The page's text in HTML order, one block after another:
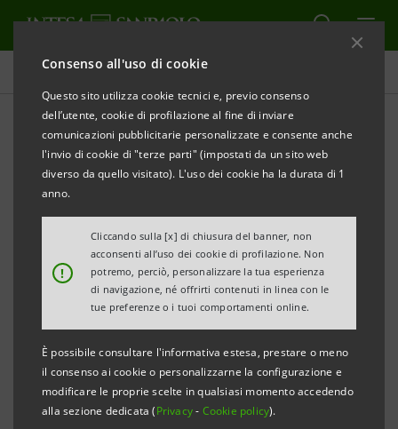
Consenso all'uso di cookie
Questo sito utilizza cookie tecnici e, previo consenso
dell’utente, cookie di profilazione al fine di inviare
comunicazioni pubblicitarie personalizzate e consente anche
l'invio di cookie di "terze parti" (impostati da un sito web
diverso da quello visitato). L'uso dei cookie ha la durata di 1
anno.
!
Cliccando sulla [x] di chiusura del banner, non
acconsenti all’uso dei cookie di profilazione. Non
potremo, perciò, personalizzare la tua esperienza
di navigazione, né offrirti contenuti in linea con le
tue preferenze o i tuoi comportamenti online.
È possibile consultare l'informativa estesa, prestare o meno
il consenso ai cookie o personalizzarne la configurazione e
modificare le proprie scelte in qualsiasi momento accedendo
alla sezione dedicata (Privacy- Cookie policy).
Comunicati stampa
STAMPA AGGIORNA
LA COMUNITÀ DI SAN PATRIGNANO, INTESA
SANPAOLO E BANCA PROSSIMA PROMUOVONO UN
PROGRAMMA DI MICROCREDITO PER
L’INSERIMENTO DEI RAGAZZI NEL MONDO DEL
LAVORO
• La Comunità di San Patrignano ha costituito ed
affidato a Banca Prossima un Fondo di Garanzia di
1 milione di Euro
• I ragazzi della Comunità che vorranno aprire una